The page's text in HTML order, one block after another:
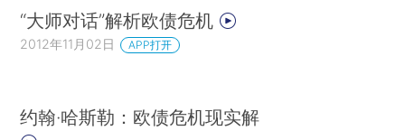
“大师对话”解析欧债危机
2012年11月02日 APP打开
约翰·哈斯勒：欧债危机现实解